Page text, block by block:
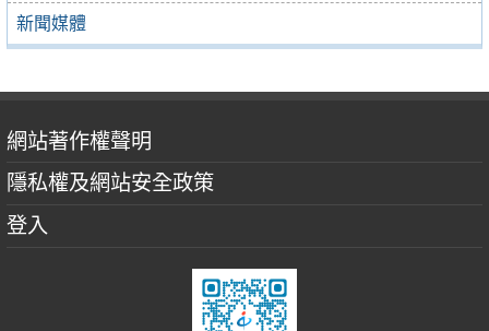
新聞媒體
網站著作權聲明
隱私權及網站安全政策
登入